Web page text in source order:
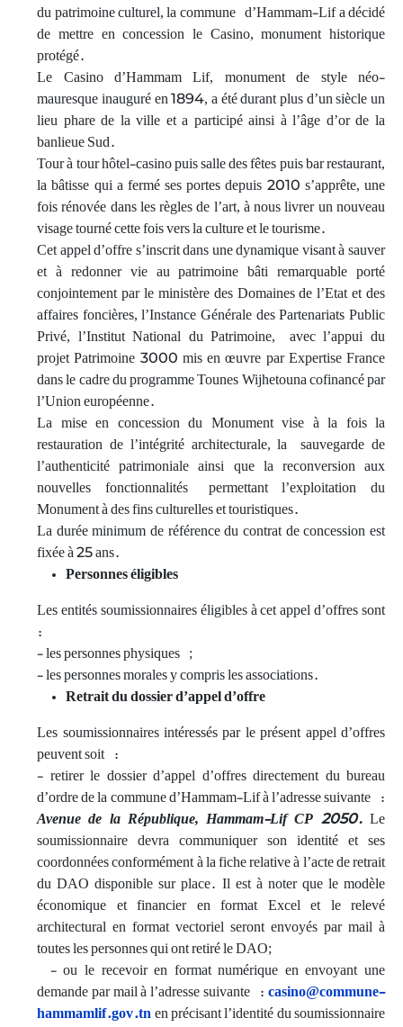
du patrimoine culturel, la commune d’Hammam-Lif a décidé
de mettre en concession le Casino, monument historique
protégé.
Le Casino d’Hammam Lif, monument de style néo-
mauresque inauguré en 1894, a été durant plus d’un siècle un
lieu phare de la ville et a participé ainsi à l’âge d’or de la
banlieue Sud.
Tour à tour hôtel-casino puis salle des fêtes puis bar restaurant,
la bâtisse qui a fermé ses portes depuis 2010 s’apprête, une
fois rénovée dans les règles de l’art, à nous livrer un nouveau
visage tourné cette fois vers la culture et le tourisme.
Cet appel d’offre s’inscrit dans une dynamique visant à sauver
et à redonner vie au patrimoine bâti remarquable porté
conjointement par le ministère des Domaines de l’Etat et des
affaires foncières, l’Instance Générale des Partenariats Public
Privé, l’Institut National du Patrimoine, avec l’appui du
projet Patrimoine 3000 mis en œuvre par Expertise France
dans le cadre du programme Tounes Wijhetouna cofinancé par
l’Union européenne.
La mise en concession du Monument vise à la fois la
restauration de l’intégrité architecturale, la sauvegarde de
l’authenticité patrimoniale ainsi que la reconversion aux
nouvelles fonctionnalités permettant l’exploitation du
Monument à des fins culturelles et touristiques.
La durée minimum de référence du contrat de concession est
fixée à 25 ans.
Personnes éligibles
Les entités soumissionnaires éligibles à cet appel d’offres sont
:
- les personnes physiques ;
- les personnes morales y compris les associations.
Retrait du dossier d’appel d’offre
Les soumissionnaires intéressés par le présent appel d’offres
peuvent soit :
- retirer le dossier d’appel d’offres directement du bureau
d’ordre de la commune d’Hammam-Lif à l’adresse suivante :
Avenue de la République, Hammam-Lif CP 2050. Le
soumissionnaire devra communiquer son identité et ses
coordonnées conformément à la fiche relative à l’acte de retrait
du DAO disponible sur place. Il est à noter que le modèle
économique et financier en format Excel et le relevé
architectural en format vectoriel seront envoyés par mail à
toutes les personnes qui ont retiré le DAO;
- ou le recevoir en format numérique en envoyant une
demande par mail à l’adresse suivante : casino@commune-
hammamlif.gov.tn en précisant l’identité du soumissionnaire